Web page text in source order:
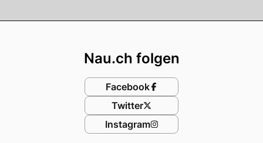
Nau.ch folgen
Facebook
Twitter
Instagram